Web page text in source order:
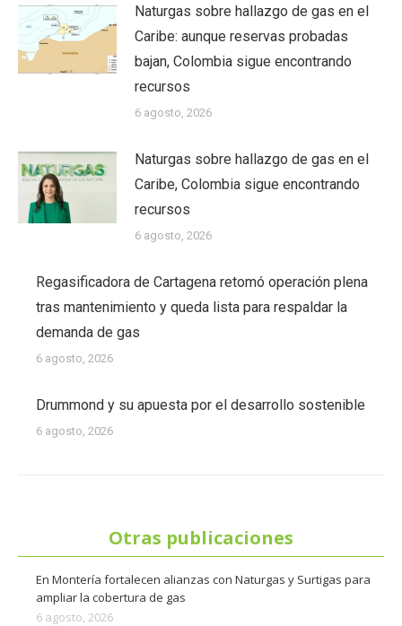
Naturgas sobre hallazgo de gas en el
Caribe: aunque reservas probadas
bajan, Colombia sigue encontrando
recursos
6 agosto, 2026
Naturgas sobre hallazgo de gas en el
Caribe, Colombia sigue encontrando
recursos
6 agosto, 2026
Regasificadora de Cartagena retomó operación plena
tras mantenimiento y queda lista para respaldar la
demanda de gas
6 agosto, 2026
Drummond y su apuesta por el desarrollo sostenible
6 agosto, 2026
Otras publicaciones
En Montería fortalecen alianzas con Naturgas y Surtigas para
ampliar la cobertura de gas
6 agosto, 2026